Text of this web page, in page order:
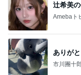
辻希美
Amebaト
ありが
市川團十